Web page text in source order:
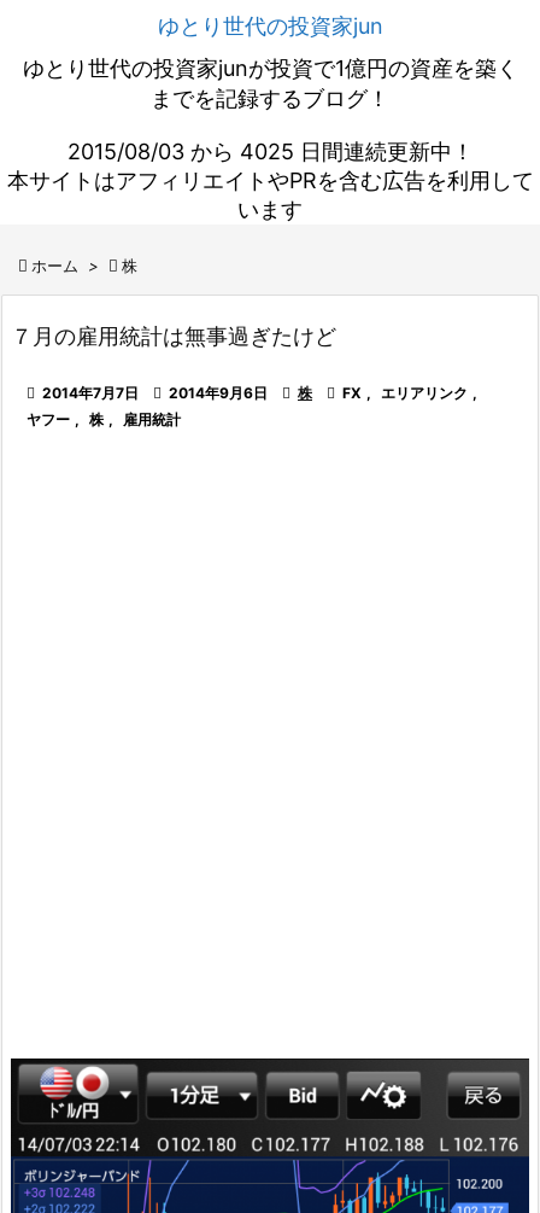
ゆとり世代の投資家jun
ゆとり世代の投資家junが投資で1億円の資産を築く
までを記録するブログ！
2015/08/03 から 4025 日間連続更新中！
本サイトはアフィリエイトやPRを含む広告を利用して
います
 ホーム >  株
７月の雇用統計は無事過ぎたけど
 2014年7月7日  2014年9月6日  株  FX , エリアリンク ,
ヤフー , 株 , 雇用統計